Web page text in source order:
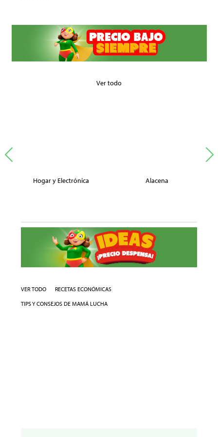
Ver todo
Hogar y Electrónica Alacena
VER TODO
RECETAS ECONÓMICAS
TIPS Y CONSEJOS DE MAMÁ LUCHA